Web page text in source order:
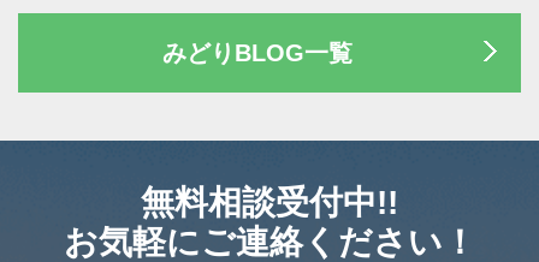
みどりBLOG一覧
無料相談受付中!!
お気軽にご連絡ください！